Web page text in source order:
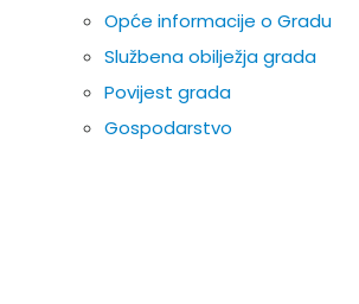
Opće informacije o Gradu
Službena obilježja grada
Povijest grada
Gospodarstvo